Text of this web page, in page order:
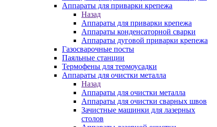
Аппараты для приварки крепежа
Назад
Аппараты для приварки крепежа
Аппараты конденсаторной сварки
Аппараты дуговой приварки крепежа
Газосварочные посты
Паяльные станции
Термофены для термоусадки
Аппараты для очистки металла
Назад
Аппараты для очистки металла
Аппараты для очистки сварных швов
Зачистные машинки для лазерных
столов